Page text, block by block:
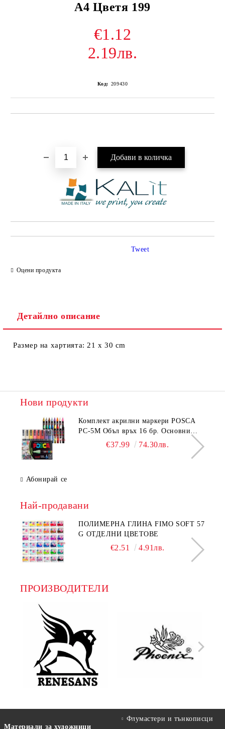
A4 Цветя 199
€1.12
2.19лв.
Код: 209430
Оцени продукта
Tweet
Детайлно описание
Размер на хартията: 21 x 30 cm
Нови продукти
Комплeкт акрилни маркери POSCA
PC-5M Объл връх 16 бр. Основни
€37.99 74.30лв.
Абонирай се
Най-продавани
ПОЛИМЕРНА ГЛИНА FIMO SOFT 57
G ОТДЕЛНИ ЦВЕТОВЕ
€2.51 4.91лв.
ПРОИЗВОДИТЕЛИ
Материали за художници
Флумастери и тънкописци